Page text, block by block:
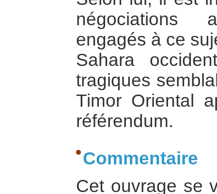
négociations
engagés à ce
Sahara
tragiques
Timor Oriental
référendum.
Commentaire
Cet ouvrage se